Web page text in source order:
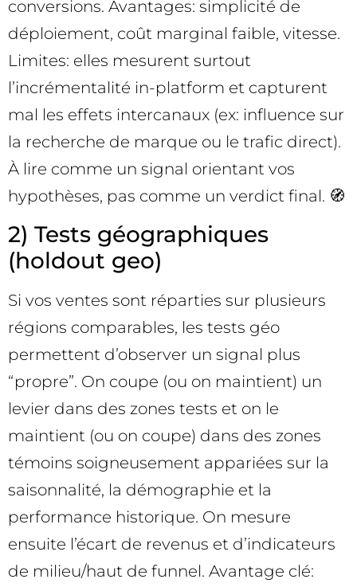
conversions. Avantages: simplicité de
déploiement, coût marginal faible, vitesse.
Limites: elles mesurent surtout
l’incrémentalité in-platform et capturent
mal les effets intercanaux (ex: influence sur
la recherche de marque ou le trafic direct).
À lire comme un signal orientant vos
hypothèses, pas comme un verdict final. 🧭
2) Tests géographiques
(holdout geo)
Si vos ventes sont réparties sur plusieurs
régions comparables, les tests géo
permettent d’observer un signal plus
“propre”. On coupe (ou on maintient) un
levier dans des zones tests et on le
maintient (ou on coupe) dans des zones
témoins soigneusement appariées sur la
saisonnalité, la démographie et la
performance historique. On mesure
ensuite l’écart de revenus et d’indicateurs
de milieu/haut de funnel. Avantage clé: